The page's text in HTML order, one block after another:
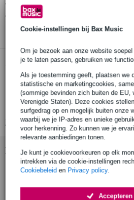
Cookie-instellingen bij Bax Music
Om je bezoek aan onze website
je te laten passen, gebruiken we
Als je toestemming geeft, plaatsen we
statistische en marketingcookies,
(sommige bevinden zich buiten de EU,
Verenigde Staten). Deze cookies
surfgedrag op en mogelijk buiten onze
waarbij we je IP-adres en unieke
voor herkenning. Zo kunnen we je
relevante aanbiedingen tonen.
Je kunt je cookievoorkeuren op elk
intrekken via de cookie-instellingen
Cookiebeleid en Privacy policy.
Accepteren
Twijfel je of de
absorber 1200x600x70 mm
Start de check
Productinformatie
Devine Aco Studio Cloud
cloud absorber
absorberend materiaal: gerecyled PET
Bekijk alle productspecificaties
Bekijk ook eens (3)